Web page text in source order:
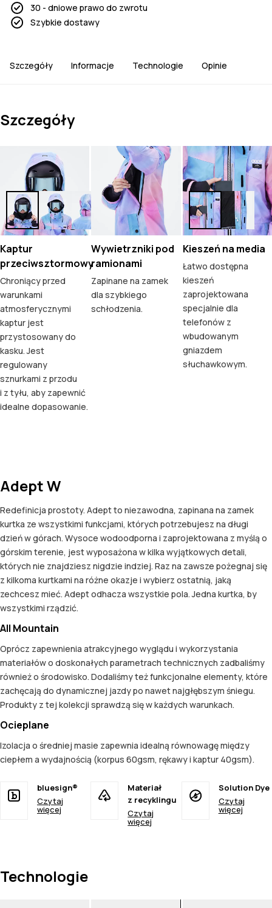
30 - dniowe prawo do zwrotu
Szybkie dostawy
Szczegóły Informacje Technologie Opinie
Szczegóły
Kaptur
przeciwsztormowy
Chroniący przed
warunkami
atmosferycznymi
kaptur jest
przystosowany do
kasku. Jest
regulowany
sznurkami z przodu
i z tyłu, aby zapewnić
idealne dopasowanie.
Wywietrzniki pod
ramionami
Zapinane na zamek
dla szybkiego
schłodzenia.
Kieszeń na media
Łatwo dostępna
kieszeń
zaprojektowana
specjalnie dla
telefonów z
wbudowanym
gniazdem
słuchawkowym.
Adept W
Redefinicja prostoty. Adept to niezawodna, zapinana na zamek
kurtka ze wszystkimi funkcjami, których potrzebujesz na długi
dzień w górach. Wysoce wodoodporna i zaprojektowana z myślą o
górskim terenie, jest wyposażona w kilka wyjątkowych detali,
których nie znajdziesz nigdzie indziej. Raz na zawsze pożegnaj się
z kilkoma kurtkami na różne okazje i wybierz ostatnią, jaką
zechcesz mieć. Adept odhacza wszystkie pola. Jedna kurtka, by
wszystkimi rządzić.
All Mountain
Oprócz zapewnienia atrakcyjnego wyglądu i wykorzystania
materiałów o doskonałych parametrach technicznych zadbaliśmy
również o środowisko. Dodaliśmy też funkcjonalne elementy, które
zachęcają do dynamicznej jazdy po nawet najgłębszym śniegu.
Produkty z tej kolekcji sprawdzą się w każdych warunkach.
Ocieplane
Izolacja o średniej masie zapewnia idealną równowagę między
ciepłem a wydajnością (korpus 60gsm, rękawy i kaptur 40gsm).
bluesign®
Czytaj
więcej
Materiał
z recyklingu
Czytaj
więcej
Solution Dye
Czytaj
więcej
Technologie